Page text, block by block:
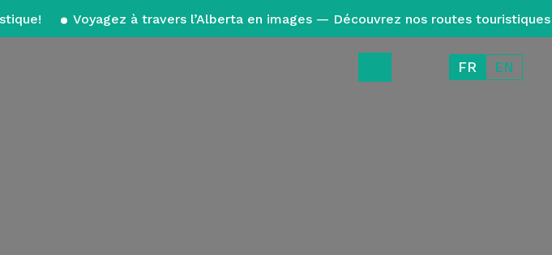
Voyagez à travers l’Alberta en images — Découvrez nos routes touristiques
FR EN